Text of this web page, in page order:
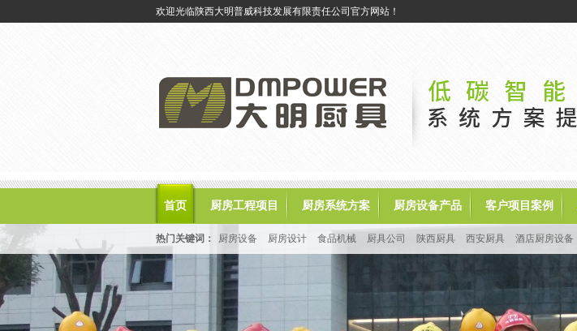
欢迎光临陕西大明普威科技发展有限责任公司官方网站！
首页 厨房工程项目 厨房系统方案 厨房设备产品 客户项目案例
热门关键词： 厨房设备 厨房设计 食品机械 厨具公司 陕西厨具 西安厨具 酒店厨房设备